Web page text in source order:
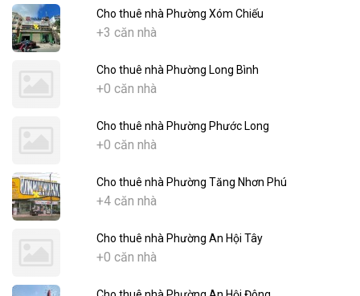
Cho thuê nhà Phường Xóm Chiếu
+3 căn nhà
Cho thuê nhà Phường Long Bình
+0 căn nhà
Cho thuê nhà Phường Phước Long
+0 căn nhà
Cho thuê nhà Phường Tăng Nhơn Phú
+4 căn nhà
Cho thuê nhà Phường An Hội Tây
+0 căn nhà